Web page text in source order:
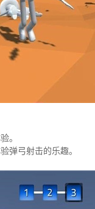
。
弹弓射击的乐趣。